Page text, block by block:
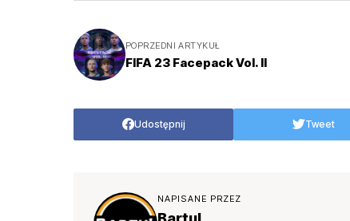
POPRZEDNI ARTYKUŁ
FIFA 23 Facepack Vol. II
Udostępnij Tweet
NAPISANE PRZEZ